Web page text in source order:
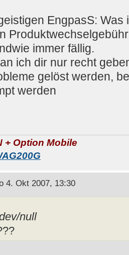
EngpasS: Was
immer fällig.
ich dir nur recht
gelöst werden,
werden
+ Option Mobile
4. Okt 2007, 13:30
null